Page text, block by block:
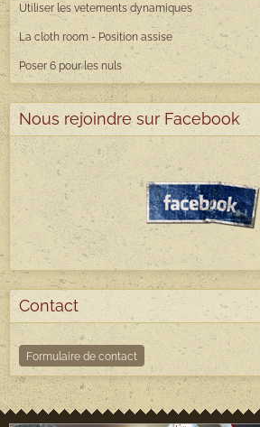
Utiliser les vetements dynamiques
La cloth room - Position assise
Poser 6 pour les nuls
Nous rejoindre sur Facebook
Contact
Formulaire de contact